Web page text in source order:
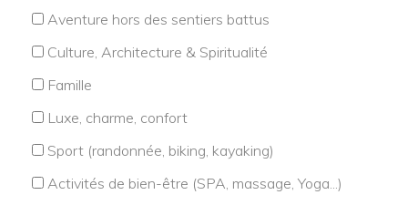
Aventure hors des sentiers battus
Culture, Architecture & Spiritualité
Famille
Luxe, charme, confort
Sport (randonnée, biking, kayaking)
Activités de bien-être (SPA, massage, Yoga...)